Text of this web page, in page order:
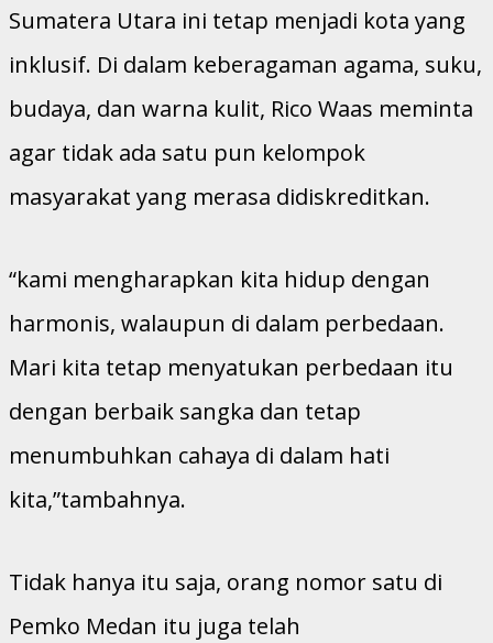
Sumatera Utara ini tetap menjadi kota yang
inklusif. Di dalam keberagaman agama, suku,
budaya, dan warna kulit, Rico Waas meminta
agar tidak ada satu pun kelompok
masyarakat yang merasa didiskreditkan.
“kami mengharapkan kita hidup dengan
harmonis, walaupun di dalam perbedaan.
Mari kita tetap menyatukan perbedaan itu
dengan berbaik sangka dan tetap
menumbuhkan cahaya di dalam hati
kita,”tambahnya.
Tidak hanya itu saja, orang nomor satu di
Pemko Medan itu juga telah